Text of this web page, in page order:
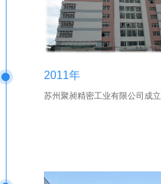
2011年
苏州聚昶精密工业有限公司成立